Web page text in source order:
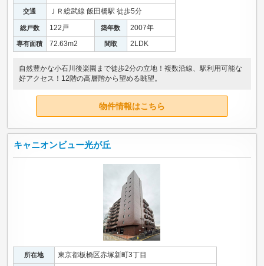
交通 ＪＲ総武線 飯田橋駅 徒歩5分
総戸数 122戸 築年数 2007年
専有面積 72.63m2 間取 2LDK
自然豊かな小石川後楽園まで徒歩2分の立地！複数沿線、駅利用可能な
好アクセス！12階の高層階から望める眺望。
物件情報はこちら
キャニオンビュー光が丘
所在地 東京都板橋区赤塚新町3丁目